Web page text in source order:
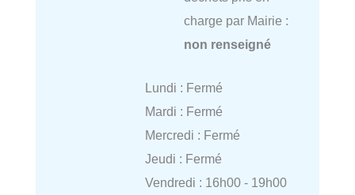
charge par Mairie :
non renseigné
Lundi : Fermé
Mardi : Fermé
Mercredi : Fermé
Jeudi : Fermé
Vendredi : 16h00 - 19h00